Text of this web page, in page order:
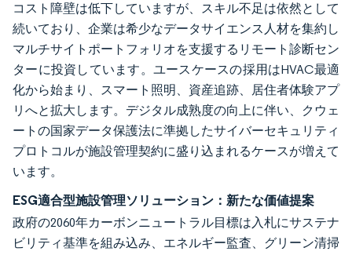
コスト障壁は低下していますが、スキル不足は依然として
続いており、企業は希少なデータサイエンス人材を集約し
マルチサイトポートフォリオを支援するリモート診断セン
ターに投資しています。ユースケースの採用はHVAC最適
化から始まり、スマート照明、資産追跡、居住者体験アプ
リへと拡大します。デジタル成熟度の向上に伴い、クウェ
ートの国家データ保護法に準拠したサイバーセキュリティ
プロトコルが施設管理契約に盛り込まれるケースが増えて
います。
ESG適合型施設管理ソリューション：新たな価値提案
政府の2060年カーボンニュートラル目標は入札にサステナ
ビリティ基準を組み込み、エネルギー監査、グリーン清掃